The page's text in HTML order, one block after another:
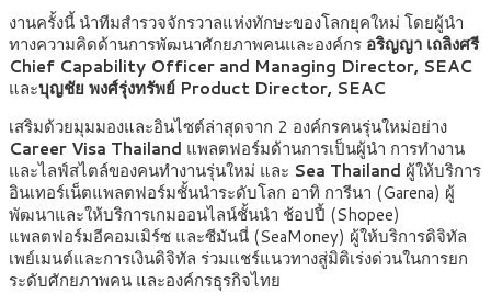
งานครั้งนี้ นำทีมสำรวจจักรวาลแห่งทักษะของโลกยุคใหม่ โดยผู้นำ
ทางความคิดด้านการพัฒนาศักยภาพคนและองค์กร อริญญา เถลิงศรี
Chief Capability Officer and Managing Director, SEAC
และบุญชัย พงศ์รุ่งทรัพย์ Product Director, SEAC
เสริมด้วยมุมมองและอินไซต์ล่าสุดจาก 2 องค์กรคนรุ่นใหม่อย่าง
Career Visa Thailand แพลตฟอร์มด้านการเป็นผู้นำ การทำงาน
และไลฟ์สไตล์ของคนทำงานรุ่นใหม่ และ Sea Thailand ผู้ให้บริการ
อินเทอร์เน็ตแพลตฟอร์มชั้นนำระดับโลก อาทิ การีนา (Garena) ผู้
พัฒนาและให้บริการเกมออนไลน์ชั้นนำ ช้อปปี้ (Shopee)
แพลตฟอร์มอีคอมเมิร์ซ และซีมันนี่ (SeaMoney) ผู้ให้บริการดิจิทัล
เพย์เมนต์และการเงินดิจิทัล ร่วมแชร์แนวทางสู่มิติเร่งด่วนในการยก
ระดับศักยภาพคน และองค์กรธุรกิจไทย